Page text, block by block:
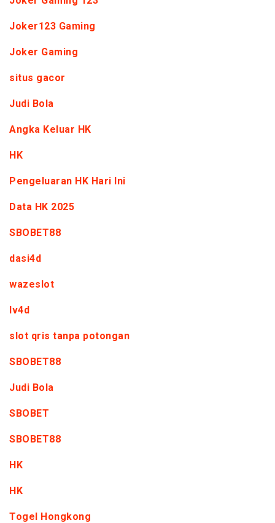
Joker123 Gaming
Joker Gaming
situs gacor
Judi Bola
Angka Keluar HK
HK
Pengeluaran HK Hari Ini
Data HK 2025
SBOBET88
dasi4d
wazeslot
lv4d
slot qris tanpa potongan
SBOBET88
Judi Bola
SBOBET
SBOBET88
HK
HK
Togel Hongkong